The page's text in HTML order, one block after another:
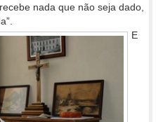
nada que não seja dado,
E